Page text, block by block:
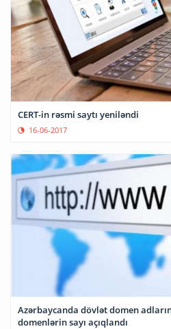
CERT-in rəsmi saytı yeniləndi
16-06-2017
Azərbaycanda dövlət domen
domenlərin sayı açıqlandı